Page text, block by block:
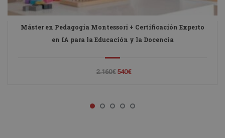
Máster en Pedagogía Montessori + Certificación Experto
en IA para la Educación y la Docencia
2.160€ 540€